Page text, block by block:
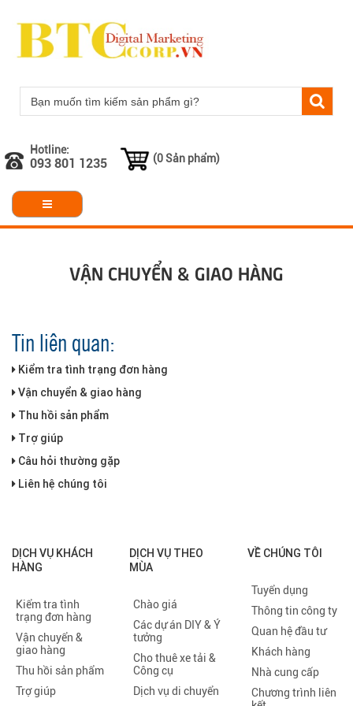
Hotline:
093 801 1235 (0 Sản phẩm)
VẬN CHUYỂN & GIAO HÀNG
Tin liên quan:
Kiểm tra tình trạng đơn hàng
Vận chuyển & giao hàng
Thu hồi sản phẩm
Trợ giúp
Câu hỏi thường gặp
Liên hệ chúng tôi
DỊCH VỤ KHÁCH
HÀNG
Kiểm tra tình
trạng đơn hàng
Vận chuyển &
giao hàng
Thu hồi sản phẩm
Trợ giúp
DỊCH VỤ THEO
MÙA
Chào giá
Các dự án DIY & Ý
tưởng
Cho thuê xe tải &
Công cụ
Dịch vụ di chuyển
VỀ CHÚNG TÔI
Tuyển dụng
Thông tin công ty
Quan hệ đầu tư
Khách hàng
Nhà cung cấp
Chương trình liên